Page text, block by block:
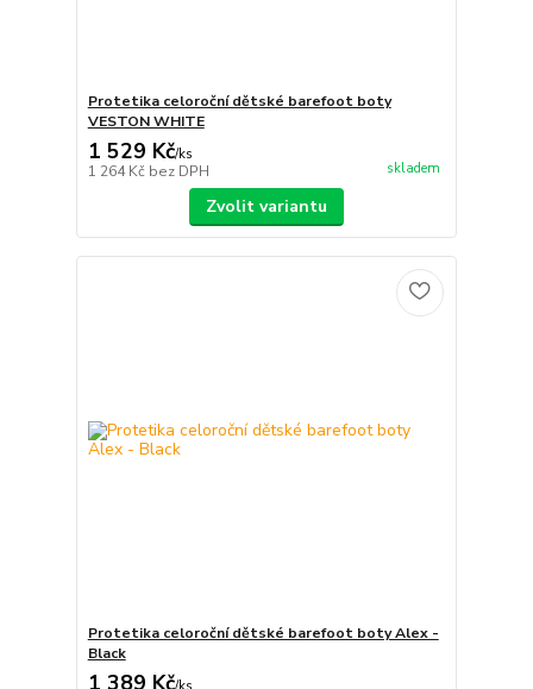
Protetika celoroční dětské barefoot boty
VESTON WHITE
1 529 Kč/ks
1 264 Kč bez DPH skladem
Zvolit variantu
Protetika celoroční dětské barefoot boty Alex -
Black